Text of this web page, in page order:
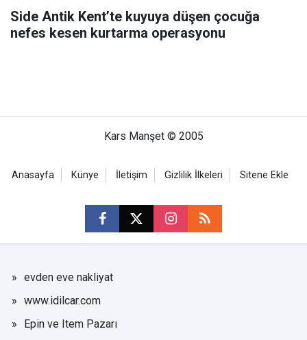
Side Antik Kent’te kuyuya düşen çocuğa
nefes kesen kurtarma operasyonu
Kars Manşet © 2005
Anasayfa Künye İletişim Gizlilik İlkeleri Sitene Ekle
evden eve nakliyat
www.idilcar.com
Epin ve Item Pazarı